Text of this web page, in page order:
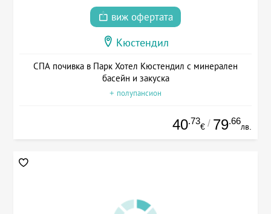
виж офертата
Кюстендил
СПА почивка в Парк Хотел Кюстендил с минерален
басейн и закуска
+ полупансион
40.73
€ / 79.66
лв.